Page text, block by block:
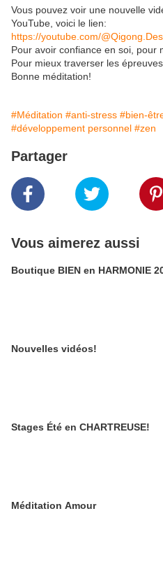
Vous pouvez voir une nouvelle
YouTube, voici le lien:
https://youtube.com/
Pour avoir confiance en soi, pour
Pour mieux traverser les
Bonne méditation!
#Méditation #anti-stress #bien-
#développement personnel #zen
Partager
Vous aimerez aussi
Boutique BIEN en HARMONIE
Nouvelles vidéos!
Stages Été en CHARTREUSE!
Méditation Amour